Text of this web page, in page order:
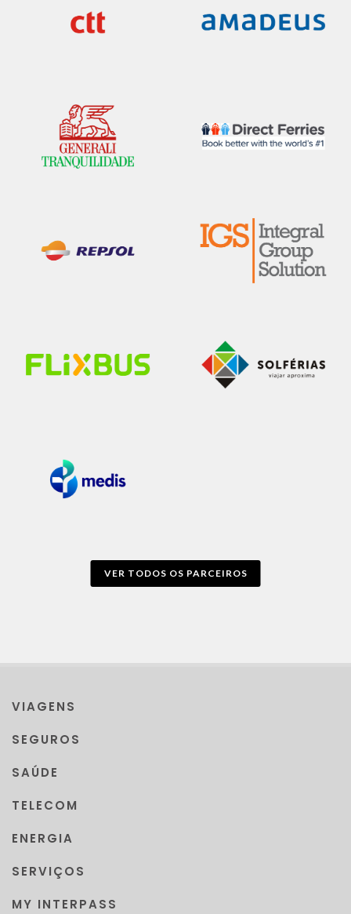
VER TODOS OS PARCEIROS
VIAGENS
SEGUROS
SAÚDE
TELECOM
ENERGIA
SERVIÇOS
MY INTERPASS